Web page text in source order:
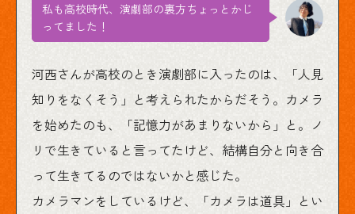
私も高校時代、演劇部の裏方ちょっとかじ
ってました！
河西さんが高校のとき演劇部に入ったのは、「人見
知りをなくそう」と考えられたからだそう。カメラ
を始めたのも、「記憶力があまりないから」と。ノ
リで生きていると言ってたけど、結構自分と向き合
って生きてるのではないかと感じた。
カメラマンをしているけど、「カメラは道具」とい